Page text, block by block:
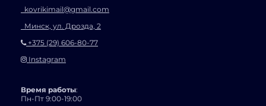
kovrikimail@gmail.com
Минск, ул. Дрозда, 2
+375 (29) 606-80-77
Instagram
Время работы:
Пн-Пт 9:00-19:00